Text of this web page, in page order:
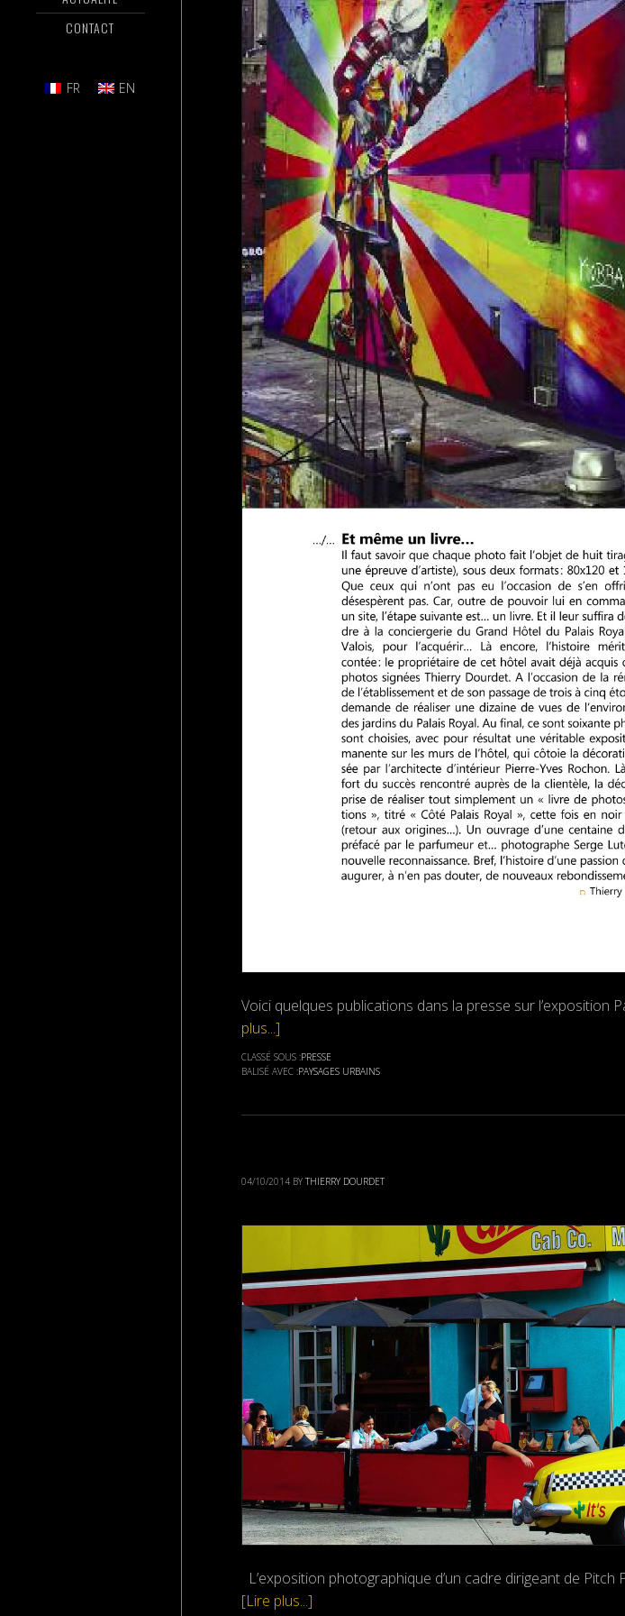
CONTACT
FR EN
Voici quelques publications dans la presse sur
plus...]
CLASSÉ SOUS :PRESSE
BALISÉ AVEC :PAYSAGES URBAINS
04/10/2014 BYTHIERRY DOURDET
L’exposition photographique d’un cadre dirigeant de
[Lire plus...]